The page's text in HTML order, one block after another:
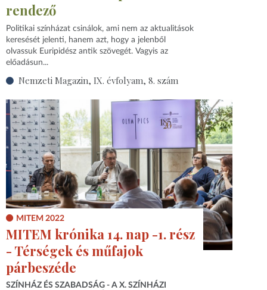
rendező
Politikai színházat csinálok, ami nem az aktualitások
keresését jelenti, hanem azt, hogy a jelenből
olvassuk Euripidész antik szövegét. Vagyis az
előadásun...
Nemzeti Magazin, IX. évfolyam, 8. szám
MITEM 2022
MITEM krónika 14. nap -1. rész
- Térségek és műfajok
párbeszéde
SZÍNHÁZ ÉS SZABADSÁG - A X. SZÍNHÁZI